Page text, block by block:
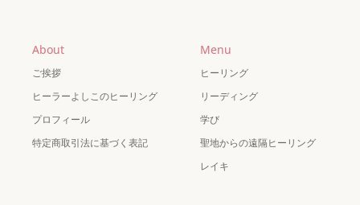
About
ご挨拶
ヒーラーよしこのヒーリング
プロフィール
特定商取引法に基づく表記
Menu
ヒーリング
リーディング
学び
聖地からの遠隔ヒーリング
レイキ